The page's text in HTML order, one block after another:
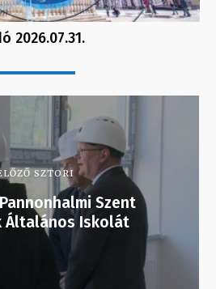
2026.07.31.
SZTORI
Szent
Általános Iskolát